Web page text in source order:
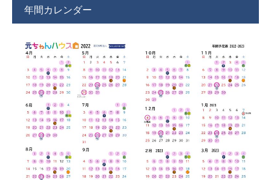
年間カレンダー